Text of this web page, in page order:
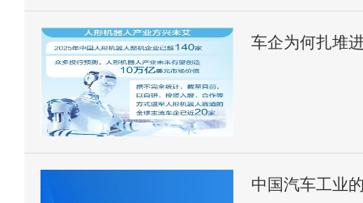
车企为何扎堆
中国汽车工业